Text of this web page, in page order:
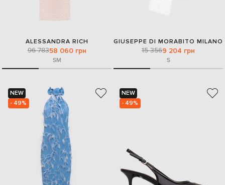
ALESSANDRA RICH
96 78358 060 грн
SM
GIUSEPPE DI MORABITO MILANO
15 3569 204 грн
S
NEW
- 49%
NEW
- 49%